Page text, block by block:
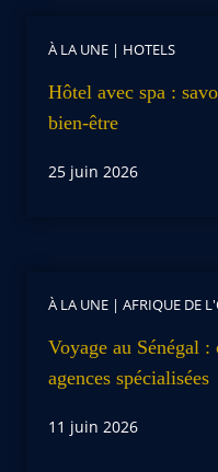
À LA UNE | HOTELS
Hôtel avec spa :
bien-être
25 juin 2026
À LA UNE | AFRIQUE DE
Voyage au Sénégal
agences spécialisées
11 juin 2026